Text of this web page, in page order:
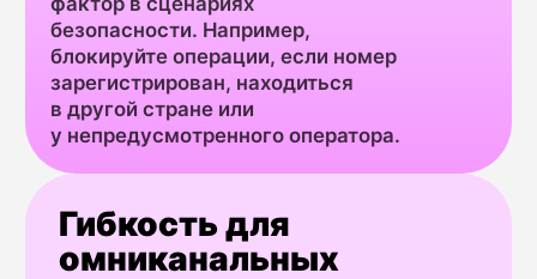
Использованные
инструменты MultiAPI:
HLR Lookup API для пакетной или поточной
проверки, SMS API для последующей
отправки, вебхуки для автоматизации
процесса.
Результат:
Прямая экономия бюджета на рассылках
до 30% за счет исключения платежей
за недоставленные сообщения. Рост CTR
на 15−25%, так как сообщения получает
только активная аудитория.
Долгосрочное повышение sender
reputation за счет низкого процента
ошибок, что улучшает доставляемость
API для отправки
системой через
Результат:
Снижение риска
мошенничества
Создание